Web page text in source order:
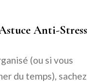
Anti-Stress
(ou si vous
du temps), sachez